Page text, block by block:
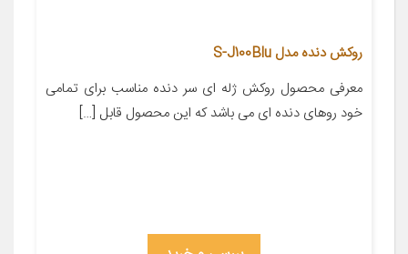
روکش دنده مدل S-J100Blu
معرفی محصول روکش ژله ای سر دنده مناسب برای تمامی
خود روهای دنده ای می باشد که این محصول قابل […]